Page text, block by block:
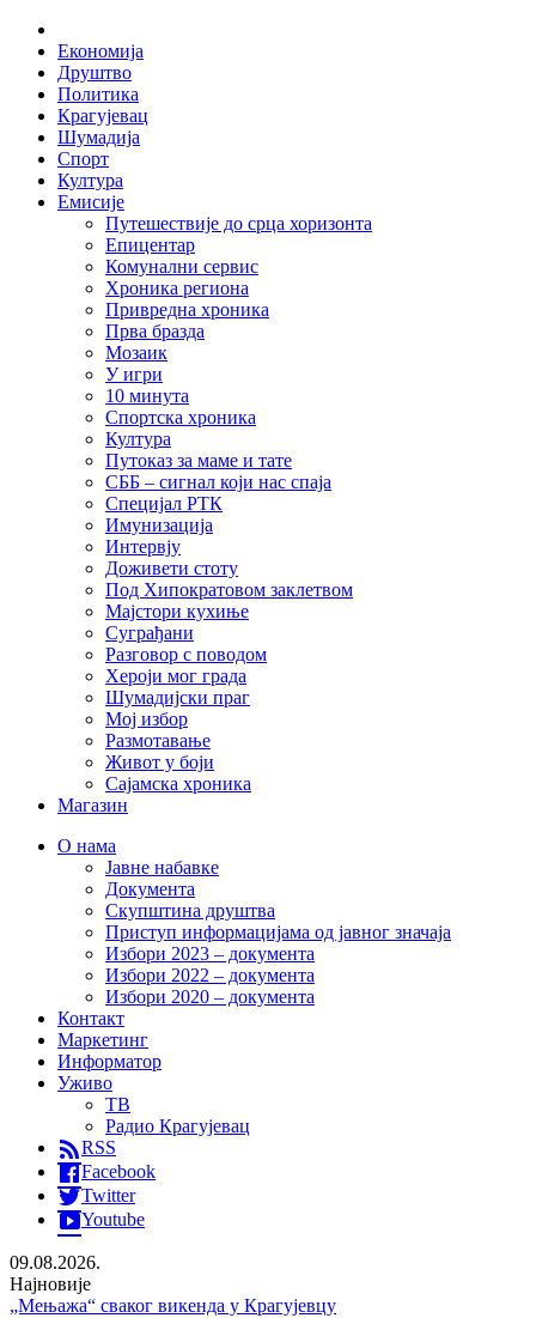
Skip
content
Економија
Друштво
Политика
Крагујевац
Шумадија
Спорт
Култура
Емисије
Путешествије до срца хоризонта
Епицентар
Комунални сервис
Хроника региона
Привредна хроника
Прва бразда
Мозаик
У игри
10 минута
Спортска хроника
Култура
Путоказ за маме и тате
СББ – сигнал који нас спаја
Специјал РТК
Имунизација
Интервју
Доживети стоту
Под Хипократовом заклетвом
Мајстори кухиње
Суграђани
Разговор с поводом
Хероји мог града
Шумадијски праг
Мој избор
Размотавање
Живот у боји
Сајамска хроника
Магазин
О нама
Јавне набавке
Документа
Скупштина друштва
Приступ информацијама од јавног значаја
Избори 2023 – документа
Избори 2022 – документа
Избори 2020 – документа
Контакт
Маркетинг
Информатор
Уживо
ТВ
Радио Крагујевац
RSS
Facebook
Twitter
Youtube
09.08.2026.
Најновије
„Мењажа“ сваког викенда у Крагујевцу
Пансиони за псе све траженији током летње сезоне